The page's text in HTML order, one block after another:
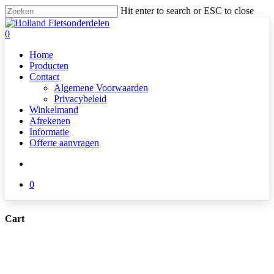
Skip
to
main
Hit enter to search or ESC to close
Close
Search
search
0
Home
Producten
Contact
Algemene Voorwaarden
Privacybeleid
Winkelmand
Afrekenen
Informatie
Offerte aanvragen
0
Cart